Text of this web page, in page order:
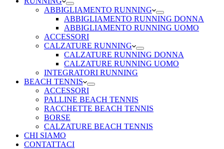
ABBIGLIAMENTO RUNNING
ABBIGLIAMENTO RUNNING DONNA
ABBIGLIAMENTO RUNNING UOMO
ACCESSORI
CALZATURE RUNNING
CALZATURE RUNNING DONNA
CALZATURE RUNNING UOMO
INTEGRATORI RUNNING
BEACH TENNIS
ACCESSORI
PALLINE BEACH TENNIS
RACCHETTE BEACH TENNIS
BORSE
CALZATURE BEACH TENNIS
CHI SIAMO
CONTATTACI